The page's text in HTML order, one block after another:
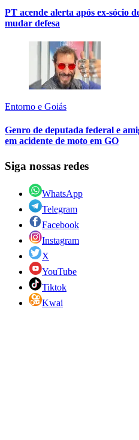
PT acende alerta após ex-sócio
mudar defesa
Entorno e Goiás
Genro de deputada federal e
em acidente de moto em GO
Siga nossas redes
WhatsApp
Telegram
Facebook
Instagram
X
YouTube
Tiktok
Kwai